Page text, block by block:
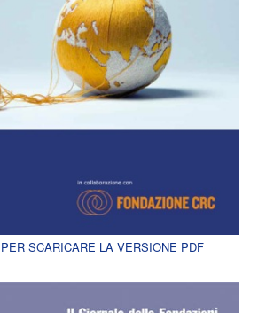
SCARICARE LA VERSIONE PDF